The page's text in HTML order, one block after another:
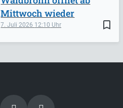
bookmark_border
7. Juli 2026 12:10
Mittwoch wieder